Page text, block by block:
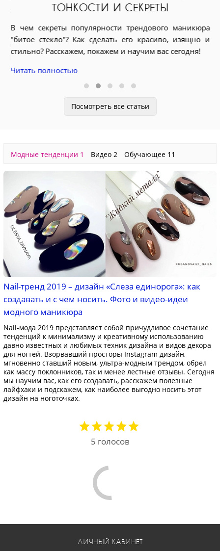
ТОНКОСТИ И СЕКРЕТЫ
В чем секреты популярности трендового маникюра
"битое стекло"? Как сделать его красиво, изящно и
стильно? Расскажем, покажем и научим вас сегодня!
Читать полностью
Посмотреть все статьи
Модные тенденции 1 Видео 2 Обучающее 11
Nail-тренд 2019 – дизайн «Слеза единорога»: как
создавать и с чем носить. Фото и видео-идеи
модного маникюра
Nail-мода 2019 представляет собой причудливое сочетание
тенденций к минимализму и креативному использованию
давно известных и любимых техник дизайна и видов декора
для ногтей. Взорвавший просторы Instagram дизайн,
мгновенно ставший новым, ультра-модным трендом, обрел
как массу поклонников, так и менее лестные отзывы. Сегодня
мы научим вас, как его создавать, расскажем полезные
лайфхаки и подскажем, как наиболее выгодно носить этот
дизайн на ноготочках.
5 голосов
ЛИЧНЫЙ КАБИНЕТ
ОТСЛЕДИТЬ ЗАКАЗ
КОНТАКТЫ